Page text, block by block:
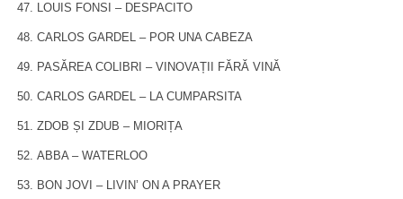
LOUIS FONSI – DESPACITO
CARLOS GARDEL – POR UNA CABEZA
PASĂREA COLIBRI – VINOVAȚII FĂRĂ VINĂ
CARLOS GARDEL – LA CUMPARSITA
ZDOB ȘI ZDUB – MIORIȚA
ABBA – WATERLOO
BON JOVI – LIVIN’ ON A PRAYER